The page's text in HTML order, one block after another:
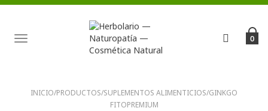
TOGGLE
NAVIGATION
0
INICIO/PRODUCTOS/SUPLEMENTOS ALIMENTICIOS/GINKGO
FITOPREMIUM